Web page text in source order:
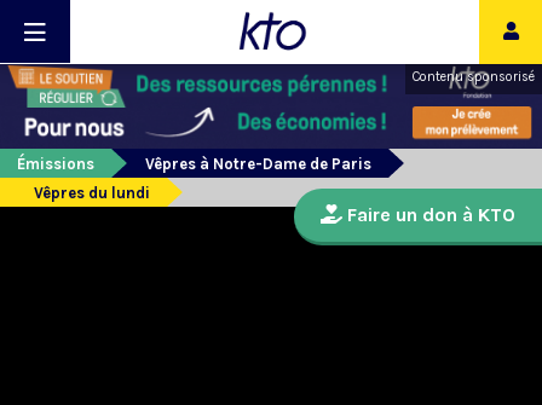
Contenu sponsorisé
Émissions
Vêpres à Notre-Dame de Paris
Vêpres du lundi
Faire un don à KTO